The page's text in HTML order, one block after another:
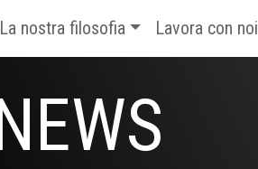
La nostra filosofia Lavora con noi